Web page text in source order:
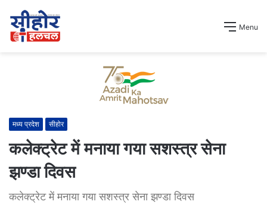
Menu
मध्य प्रदेश सीहोर
कलेक्ट्रेट में मनाया गया सशस्त्र सेना
झण्डा दिवस
कलेक्ट्रेट में मनाया गया सशस्त्र सेना झण्डा दिवस